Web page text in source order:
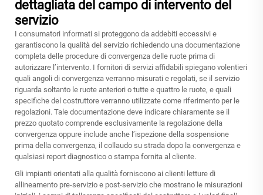
dettagliata del campo di intervento del
servizio
I consumatori informati si proteggono da addebiti eccessivi e
garantiscono la qualità del servizio richiedendo una documentazione
completa delle procedure di convergenza delle ruote prima di
autorizzare l’intervento. I fornitori di servizi affidabili spiegano volentieri
quali angoli di convergenza verranno misurati e regolati, se il servizio
riguarda soltanto le ruote anteriori o tutte e quattro le ruote, e quali
specifiche del costruttore verranno utilizzate come riferimento per le
regolazioni. Tale documentazione deve indicare chiaramente se il
prezzo quotato comprende esclusivamente la regolazione della
convergenza oppure include anche l’ispezione della sospensione
prima della convergenza, il collaudo su strada dopo la convergenza e
qualsiasi report diagnostico o stampa fornita al cliente.
Gli impianti orientati alla qualità forniscono ai clienti letture di
allineamento pre-servizio e post-servizio che mostrano le misurazioni